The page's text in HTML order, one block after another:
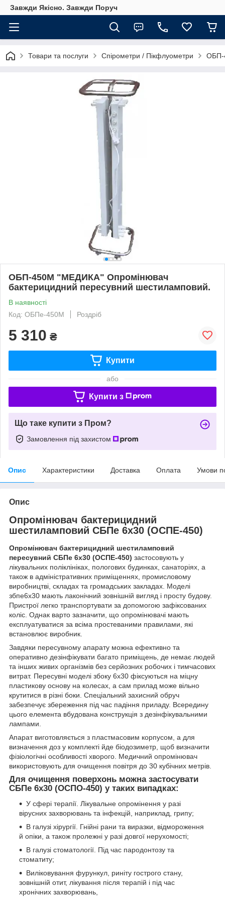
Завжди Якісно. Завжди Поруч
Товари та послуги Спірометри / Пікфлуометри ОБП-
ОБП-450М "МЕДИКА" Опромінювач
бактерицидний пересувний шестиламповий.
В наявності
Код: ОБПе-450М
Роздріб
5 310 ₴
Купити
або
Купити з
Що таке купити з Пром?
Замовлення під захистом
Опис Характеристики Доставка Оплата Умови
Опис
Опромінювач бактерицидний
шестиламповий СБПе 6х30 (ОСПЕ-450)
Опромінювач бактерицидний шестиламповий
пересувний СБПе 6х30 (ОСПЕ-450) застосовують у
лікувальних поліклініках, пологових будинках, санаторіях, а
також в адміністративних приміщеннях, промисловому
виробництві, складах та громадських закладах. Моделі
збпе6х30 мають лаконічний зовнішній вигляд і просту будову.
Пристрої легко транспортувати за допомогою зафіксованих
коліс. Однак варто зазначити, що опромінювачі мають
експлуатуватися за всіма простеваними правилами, які
встановлює виробник.
Завдяки пересувному апарату можна ефективно та
оперативно дезінфікувати багато приміщень, де немає людей
та інших живих організмів без серйозних робочих і тимчасових
витрат. Пересувні моделі збоку 6х30 фіксуються на міцну
пластикову основу на колесах, а сам прилад може вільно
крутитися в різні боки. Спеціальний захисний обруч
забезпечує збереження під час падіння приладу. Всередину
цього елемента вбудована конструкція з дезінфікувальними
лампами.
Апарат виготовляється з пластмасовим корпусом, а для
визначення доз у комплекті йде біодозиметр, щоб визначити
фізіологічні особливості хворого. Медичний опромінювач
використовують для очищення повітря до 30 кубічних метрів.
Для очищення поверхонь можна застосувати
СБПе 6х30 (ОСПО-450) у таких випадках:
У сфері терапії. Лікувальне опромінення у разі
вірусних захворювань та інфекцій, наприклад, грипу;
В галузі хірургії. Гнійні рани та виразки, відмороження
й опіки, а також пролежні у разі довгої нерухомості;
В галузі стоматології. Під час пародонтозу та
стоматиту;
Виліковування фурункул, риніту гострого стану,
зовнішній отит, лікування після терапій і під час
хронічних захворювань,